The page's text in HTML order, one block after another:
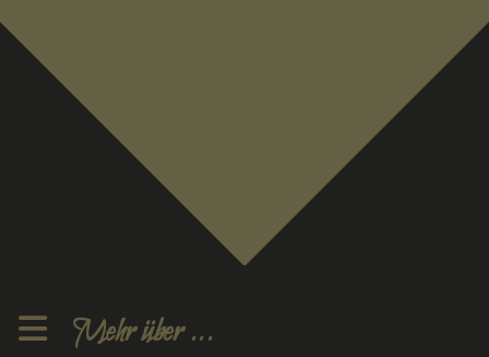
Mehr über ...